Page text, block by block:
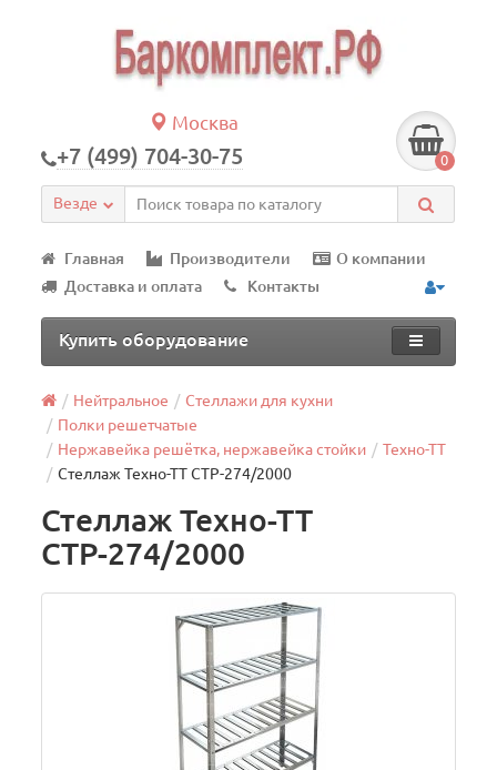
Москва
+7 (499) 704-30-75 0
Везде
Главная Производители
О компании
Доставка и оплата
Контакты
Купить оборудование
Нейтральное
Стеллажи для кухни
Полки решетчатые
Нержавейка решётка, нержавейка стойки
Техно-ТТ
Стеллаж Техно-ТТ СТР-274/2000
Стеллаж Техно-ТТ
СТР-274/2000